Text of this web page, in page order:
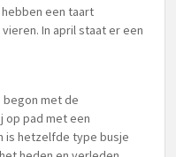
een taart
In april staat er een
begon met de
op pad met een
is hetzelfde type busje